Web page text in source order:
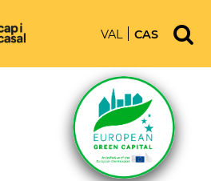
VAL CAS